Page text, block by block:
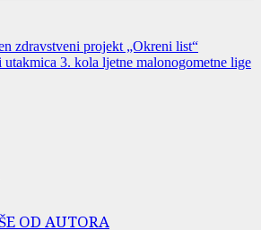
zdravstveni projekt „Okreni list“
utakmica 3. kola ljetne malonogometne lige
OD AUTORA